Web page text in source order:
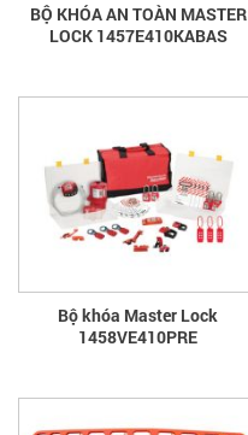
BỘ KHÓA AN TOÀN MASTER
LOCK 1457E410KABAS
Bộ khóa Master Lock
1458VE410PRE